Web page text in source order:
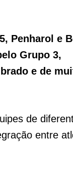
Penharol e
Grupo 3,
e de
de
entre